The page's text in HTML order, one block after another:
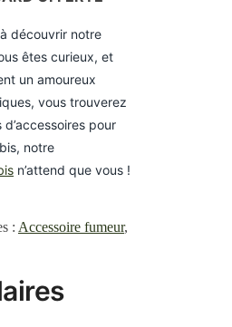
découvrir notre
êtes curieux, et
un amoureux
vous trouverez
pour
notre
n’attend que vous !
: Accessoire fumeur,